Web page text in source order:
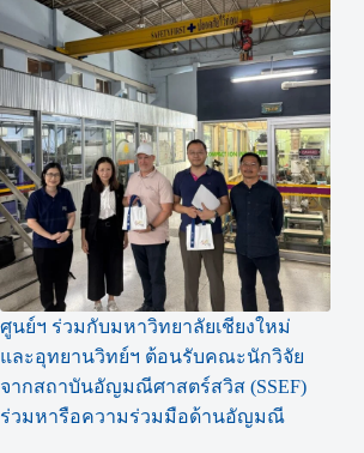
ศูนย์ฯ ร่วมกับมหาวิทยาลัยเชียงใหม่
และอุทยานวิทย์ฯ ต้อนรับคณะนักวิจัย
จากสถาบันอัญมณีศาสตร์สวิส (SSEF)
ร่วมหารือความร่วมมือด้านอัญมณี